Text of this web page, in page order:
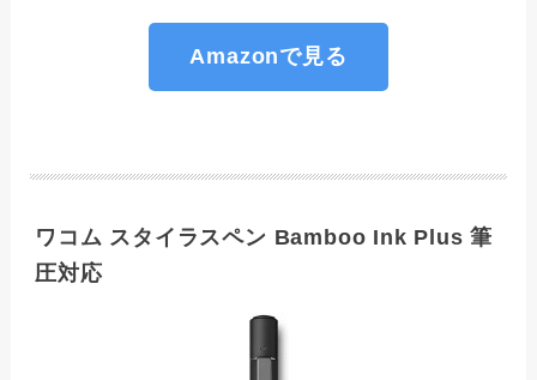
Amazonで見る
ワコム スタイラスペン Bamboo Ink Plus 筆
圧対応